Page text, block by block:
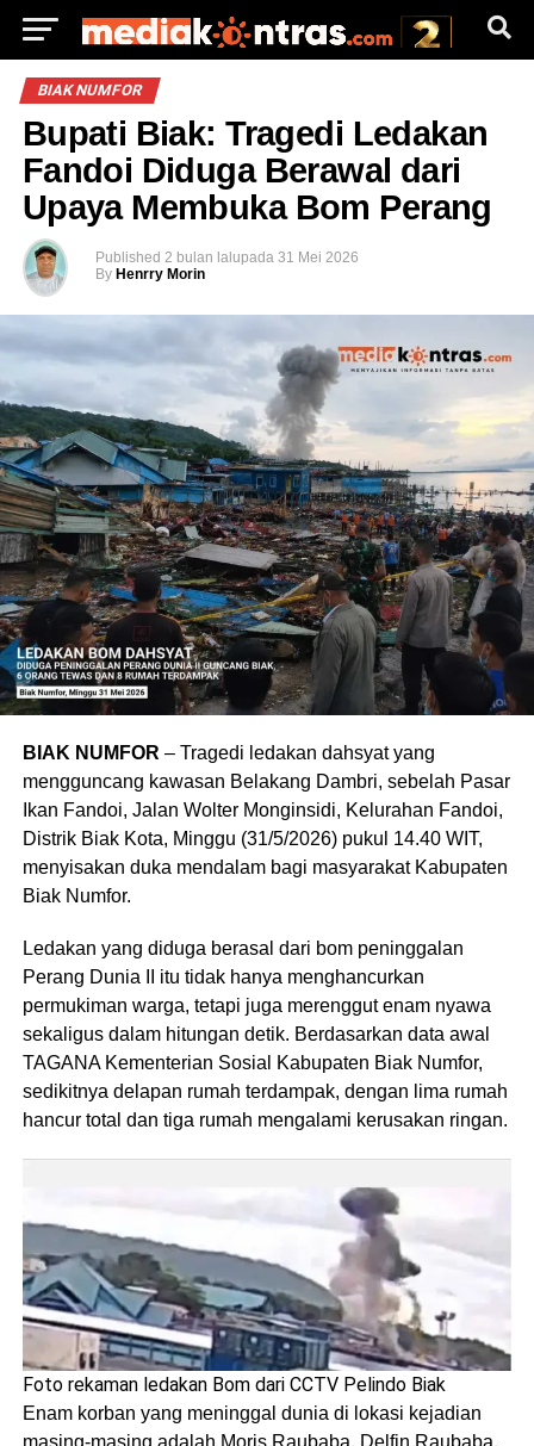
BIAK NUMFOR
Bupati Biak: Tragedi Ledakan
Fandoi Diduga Berawal dari
Upaya Membuka Bom Perang
Published 2 bulan lalupada 31 Mei 2026
By Henrry Morin
BIAK NUMFOR – Tragedi ledakan dahsyat yang
mengguncang kawasan Belakang Dambri, sebelah Pasar
Ikan Fandoi, Jalan Wolter Monginsidi, Kelurahan Fandoi,
Distrik Biak Kota, Minggu (31/5/2026) pukul 14.40 WIT,
menyisakan duka mendalam bagi masyarakat Kabupaten
Biak Numfor.
Ledakan yang diduga berasal dari bom peninggalan
Perang Dunia II itu tidak hanya menghancurkan
permukiman warga, tetapi juga merenggut enam nyawa
sekaligus dalam hitungan detik. Berdasarkan data awal
TAGANA Kementerian Sosial Kabupaten Biak Numfor,
sedikitnya delapan rumah terdampak, dengan lima rumah
hancur total dan tiga rumah mengalami kerusakan ringan.
Foto rekaman ledakan Bom dari CCTV Pelindo Biak
Enam korban yang meninggal dunia di lokasi kejadian
masing-masing adalah Moris Raubaba, Delfin Raubaba,